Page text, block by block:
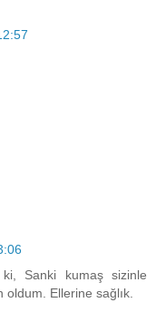
Sanki kumaş sizinle
oldum. Ellerine sağlık.